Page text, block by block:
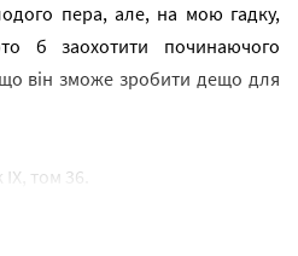
пера, але, на мою гадку,
б заохотити починаючого
він зможе зробити дещо для
том 36.